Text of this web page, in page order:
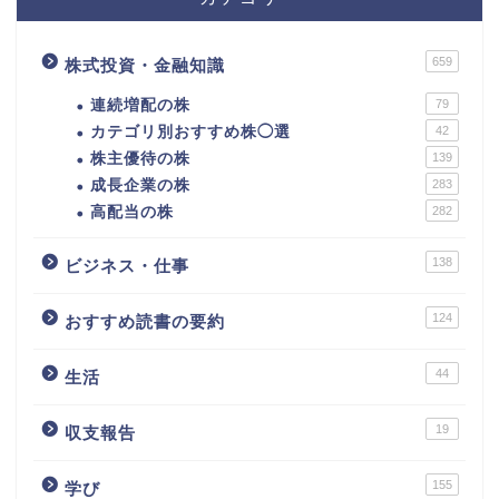
株式投資・金融知識 659
連続増配の株 79
カテゴリ別おすすめ株◯選 42
株主優待の株 139
成長企業の株 283
高配当の株 282
ビジネス・仕事 138
おすすめ読書の要約 124
生活 44
収支報告 19
学び 155